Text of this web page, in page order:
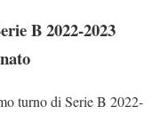
B 2022-2023
turno di Serie B 2022-